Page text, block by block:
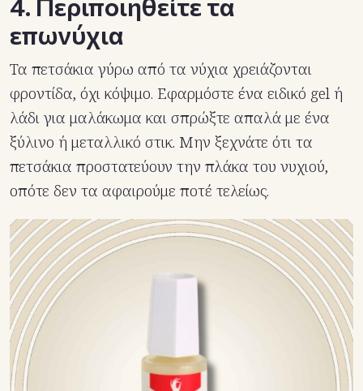
επωνύχια
Τα πετσάκια γύρω από τα νύχια χρειάζονται
φροντίδα, όχι κόψιμο. Εφαρμόστε ένα ειδικό gel ή
λάδι για μαλάκωμα και σπρώξτε απαλά με ένα
ξύλινο ή μεταλλικό στικ. Μην ξεχνάτε ότι τα
πετσάκια προστατεύουν την πλάκα του νυχιού,
οπότε δεν τα αφαιρούμε ποτέ τελείως.